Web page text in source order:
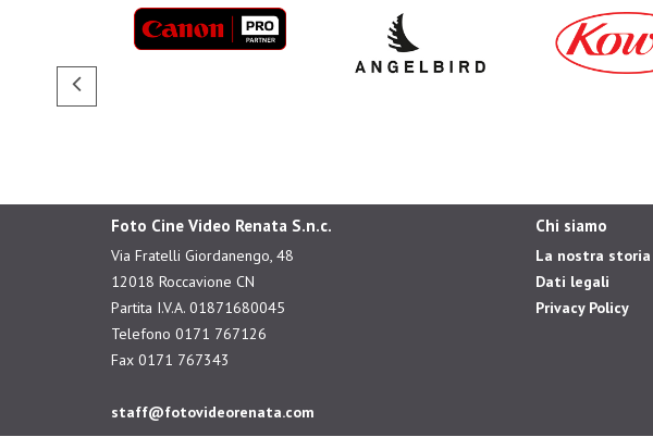
Foto Cine Video Renata S.n.c.
Via Fratelli Giordanengo, 48
12018 Roccavione CN
Partita I.V.A. 01871680045
Telefono 0171 767126
Fax 0171 767343
staff@fotovideorenata.com
Chi siamo
La nostra storia
Dati legali
Privacy Policy